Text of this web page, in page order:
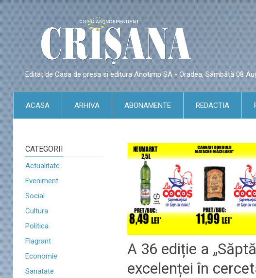
Editat de Casa de presa si editura Anotimp SA - Oradea, Sâmbătă 08
ACASA ARHIVA ABONAMENTE REDACTIA
CATEGORII
Actualitate
Eveniment
Social
Cultura
Politica
Flagrant
Economie
Sanatate
A 36 ediție a
excelenței în